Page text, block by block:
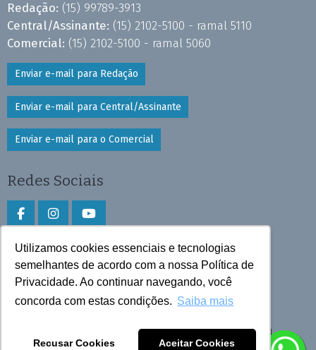
Utilizamos cookies essenciais e tecnologias
semelhantes de acordo com a nossa Política de
Privacidade. Ao continuar navegando, você
concorda com estas condições. Saiba mais
Recusar Cookies Aceitar Cookies
Redação: (15) 99789-3913
Central/Assinante: (15) 2102-5100 - ramal 5110
Comercial: (15) 2102-5100 - ramal 5060
Enviar e-mail para Redação
Enviar e-mail para Central/Assinante
Enviar e-mail para o Comercial
Redes Sociais
Faça download do aplicativo
Play Store e App Store
Todos os direitos reservados © 2025 Cruzeiro do Sul